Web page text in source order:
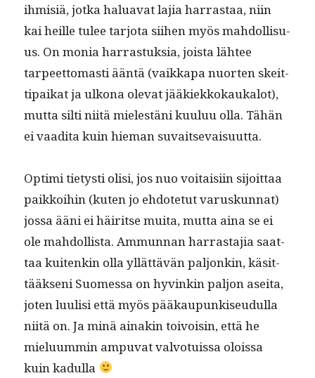
ihmisiä, jot­ka halu­a­vat lajia har­ras­taa, niin
kai heille tulee tar­jo­ta siihen myös mah­dol­lisu­
us. On monia har­ras­tuk­sia, joista läh­tee
tarpeet­tomasti ään­tä (vaikka­pa nuorten skeit­
ti­paikat ja ulkona ole­vat jääkiekkokaukalot),
mut­ta silti niitä mielestäni kuu­luu olla. Tähän
ei vaa­di­ta kuin hie­man suvaitsevaisuutta.
Opti­mi tietysti olisi, jos nuo voitaisi­in sijoit­taa
paikkoi­hin (kuten jo ehdote­tut varuskun­nat)
jos­sa ääni ei häir­itse mui­ta, mut­ta aina se ei
ole mah­dol­lista. Ammunnan har­ras­ta­jia saat­
taa kuitenkin olla yllät­tävän paljonkin, käsit­
tääk­seni Suomes­sa on hyvinkin paljon asei­ta,
joten luulisi että myös pääkaupunkiseudul­la
niitä on. Ja minä ainakin toivoisin, että he
mielu­um­min ampu­vat valvo­tuis­sa olois­sa
kuin kadulla